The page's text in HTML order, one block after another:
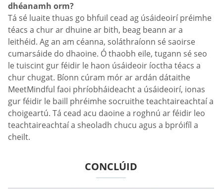
dhéanamh orm?
Tá sé luaite thuas go bhfuil cead ag úsáideoirí préimhe
téacs a chur ar dhuine ar bith, beag beann ar a
leithéid. Ag an am céanna, soláthraíonn sé saoirse
cumarsáide do dhaoine. Ó thaobh eile, tugann sé seo
le tuiscint gur féidir le haon úsáideoir íoctha téacs a
chur chugat. Bíonn cúram mór ar ardán dátaithe
MeetMindful faoi phríobháideacht a úsáideoirí, ionas
gur féidir le baill phréimhe socruithe teachtaireachtaí a
choigeartú. Tá cead acu daoine a roghnú ar féidir leo
teachtaireachtaí a sheoladh chucu agus a bpróifíl a
cheilt.
CONCLÚID